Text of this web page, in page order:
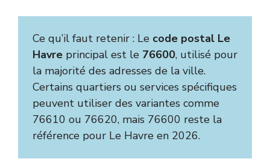
Ce qu’il faut retenir : Le code postal Le
Havre principal est le 76600, utilisé pour
la majorité des adresses de la ville.
Certains quartiers ou services spécifiques
peuvent utiliser des variantes comme
76610 ou 76620, mais 76600 reste la
référence pour Le Havre en 2026.